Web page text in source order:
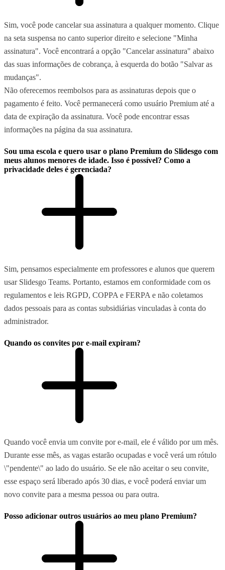
Sim, você pode cancelar sua assinatura a qualquer momento. Clique
na seta suspensa no canto superior direito e selecione "Minha
assinatura". Você encontrará a opção "Cancelar assinatura" abaixo
das suas informações de cobrança, à esquerda do botão "Salvar as
mudanças".
Não oferecemos reembolsos para as assinaturas depois que o
pagamento é feito. Você permanecerá como usuário Premium até a
data de expiração da assinatura. Você pode encontrar essas
informações na página da sua assinatura.
Sou uma escola e quero usar o plano Premium do Slidesgo com
meus alunos menores de idade. Isso é possível? Como a
privacidade deles é gerenciada?
Sim, pensamos especialmente em professores e alunos que querem
usar Slidesgo Teams. Portanto, estamos em conformidade com os
regulamentos e leis RGPD, COPPA e FERPA e não coletamos
dados pessoais para as contas subsidiárias vinculadas à conta do
administrador.
Quando os convites por e-mail expiram?
Quando você envia um convite por e-mail, ele é válido por um mês.
Durante esse mês, as vagas estarão ocupadas e você verá um rótulo
\"pendente\" ao lado do usuário. Se ele não aceitar o seu convite,
esse espaço será liberado após 30 dias, e você poderá enviar um
novo convite para a mesma pessoa ou para outra.
Posso adicionar outros usuários ao meu plano Premium?